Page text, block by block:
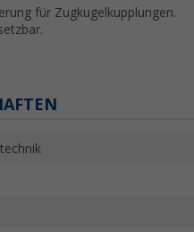
für Zugkugelkupplungen.